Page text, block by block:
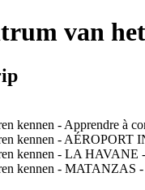
van